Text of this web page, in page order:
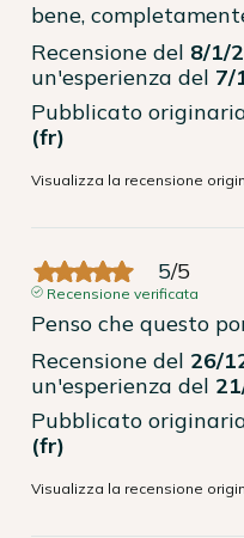
bene,
Recensione del 8/1/
un'esperienza del 7/
Pubblicato
(fr)
Visualizza la recensione
5/5
Recensione verificata
Penso che questo
Recensione del 26/
un'esperienza del
Pubblicato
(fr)
Visualizza la recensione